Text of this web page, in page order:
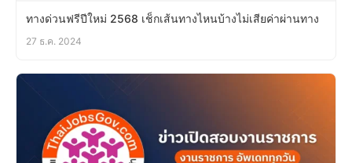
ทางด่วนฟรีปีใหม่ 2568 เช็กเส้นทางไหนบ้างไม่เสียค่าผ่านทาง
27 ธ.ค. 2024